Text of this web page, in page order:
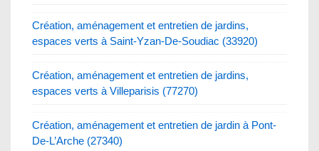
Création, aménagement et entretien de jardins,
espaces verts à Saint-Yzan-De-Soudiac (33920)
Création, aménagement et entretien de jardins,
espaces verts à Villeparisis (77270)
Création, aménagement et entretien de jardin à Pont-
De-L’Arche (27340)